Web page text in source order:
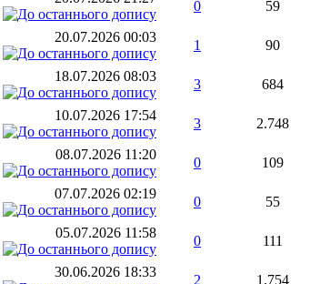
0
59
20.07.2026 00:03
1
90
18.07.2026 08:03
3
684
10.07.2026 17:54
3
2.748
08.07.2026 11:20
0
109
07.07.2026 02:19
0
55
05.07.2026 11:58
0
111
30.06.2026 18:33
2
1.754